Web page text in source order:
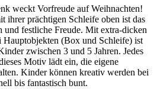
weckt Vorfreude auf Weihnachten!
ihrer prächtigen Schleife oben ist das
und festliche Freude. Mit extra-dicken
(Box und Schleife) ist
zwischen 3 und 5 Jahren. Jedes
Motiv lädt ein, die eigene
Kinder können kreativ werden bei
bis fantastisch bunt.